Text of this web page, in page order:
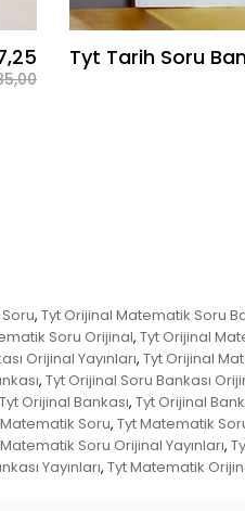
Tyt Tarih Soru
, Tyt Orijinal Matematik Soru
Soru Orijinal, Tyt Orijinal
Orijinal Yayınları, Tyt Orijinal
, Tyt Orijinal Soru Bankası
Tyt Orijinal Bankası, Tyt Orijinal
Soru, Tyt Matematik
Soru Orijinal Yayınları,
Yayınları, Tyt Matematik